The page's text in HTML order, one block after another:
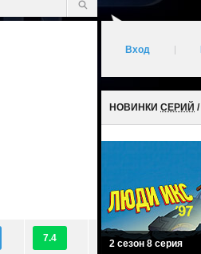
7.4
Вход
НОВИНКИ СЕРИЙ /
2 сезон 8 серия